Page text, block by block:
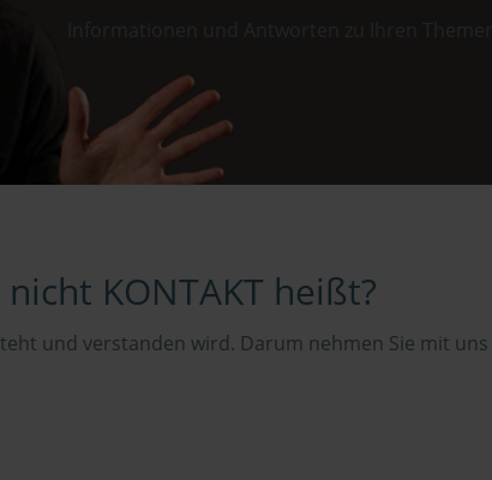
KONTAKT heißt?
und verstanden wird. Darum nehmen Sie mit